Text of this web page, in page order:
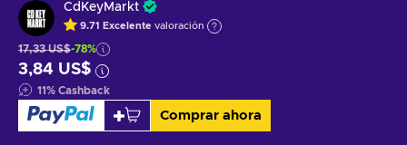
CdKeyMarkt
9.71 Excelente valoración
17,33 US$-78%
3,84 US$
11% Cashback
Comprar ahora